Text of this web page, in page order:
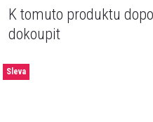
K tomuto produktu
dokoupit
Sleva